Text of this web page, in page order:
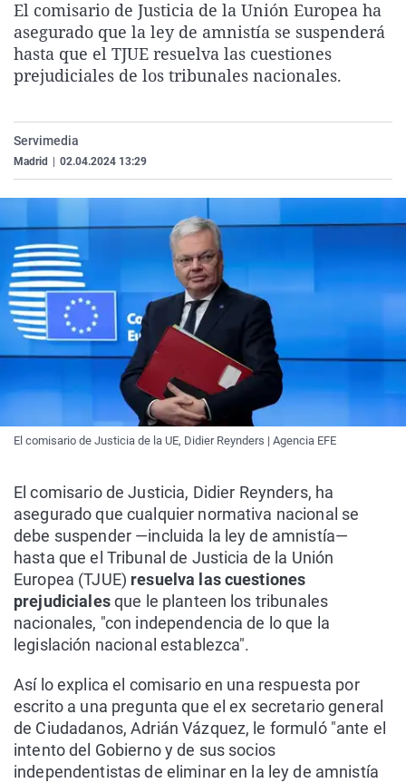
La rosa de los vientos
Gente viajera
Como el perro y el
Caso
Retornados
Equipo de
Extremadura
Galicia
La Rioja
Virales
Televisión
Elecciones
El comisario de Justicia de la Unión Europea ha
asegurado que la ley de amnistía se suspenderá
hasta que el TJUE resuelva las cuestiones
prejudiciales de los tribunales nacionales.
Servimedia
Madrid 02.04.2024 13:29
El comisario de Justicia de la UE, Didier Reynders | Agencia EFE
El comisario de Justicia, Didier Reynders, ha
asegurado que cualquier normativa nacional se
debe suspender —incluida la ley de amnistía—
hasta que el Tribunal de Justicia de la Unión
Europea (TJUE) resuelva las cuestiones
prejudicialesque le planteen los tribunales
nacionales, "con independencia de lo que la
legislación nacional establezca".
Así lo explica el comisario en una respuesta por
escrito a una pregunta que el ex secretario general
de Ciudadanos, Adrián Vázquez, le formuló "ante el
intento del Gobierno y de sus socios
independentistas de eliminar en la ley de amnistía